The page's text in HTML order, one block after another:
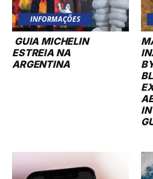
INFORMAÇÕES
GUIA MICHELIN
ESTREIA NA
ARGENTINA